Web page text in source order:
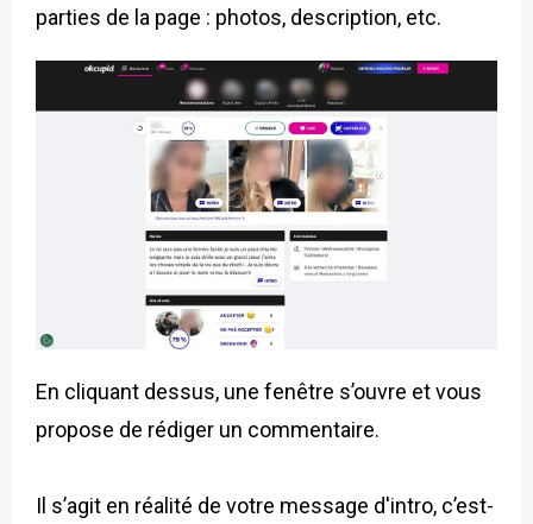
parties de la page : photos, description, etc.
En cliquant dessus, une fenêtre s’ouvre et vous
propose de rédiger un commentaire.
Il s’agit en réalité de votre message d'intro, c’est-